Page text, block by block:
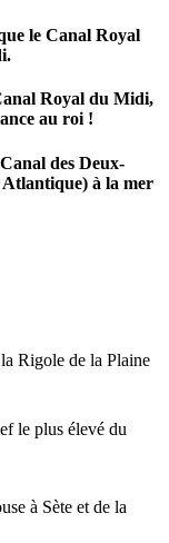
le Canal Royal
Royal du Midi,
au roi !
des Deux-
Atlantique) à la mer
Rigole de la Plaine
à Sète et de la